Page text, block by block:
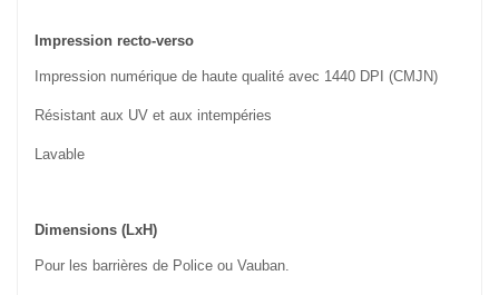
Impression recto-verso
Impression numérique de haute qualité avec 1440 DPI (CMJN)
Résistant aux UV et aux intempéries
Lavable
Dimensions (LxH)
Pour les barrières de Police ou Vauban.